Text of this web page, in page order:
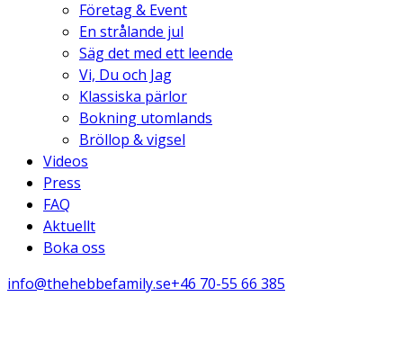
Företag & Event
En strålande jul
Säg det med ett leende
Vi, Du och Jag
Klassiska pärlor
Bokning utomlands
Bröllop & vigsel
Videos
Press
FAQ
Aktuellt
Boka oss
info@thehebbefamily.se+46 70-55 66 385